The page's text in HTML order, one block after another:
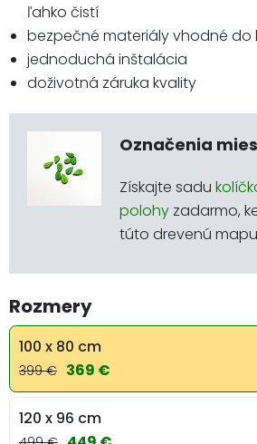
ľahko čistí
bezpečné materiály vhodné do
jednoduchá inštalácia
doživotná záruka kvality
Označenia
Získajte sadu
polohy zadarmo,
túto drevenú
Rozmery
100 x 80 cm
399 € 369 €
120 x 96 cm